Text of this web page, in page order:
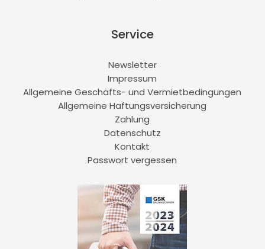
Service
Newsletter
Impressum
Allgemeine Geschäfts- und Vermietbedingungen
Allgemeine Haftungsversicherung
Zahlung
Datenschutz
Kontakt
Passwort vergessen